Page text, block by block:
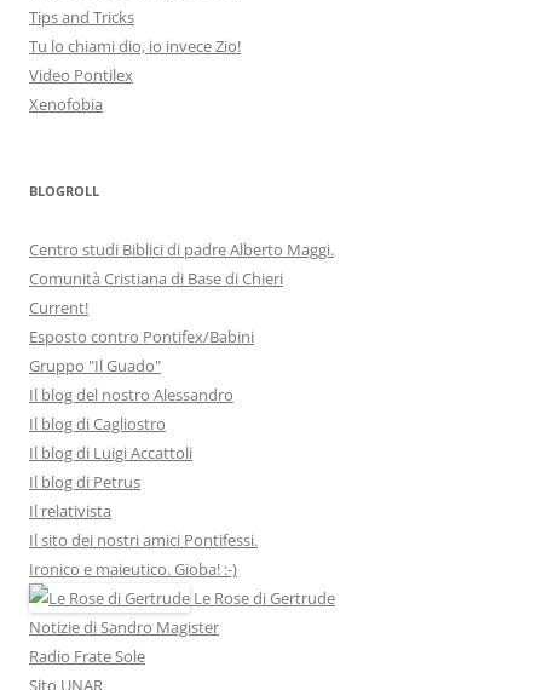
Tips and Tricks
Tu lo chiami dio, io invece Zio!
Video Pontilex
Xenofobia
BLOGROLL
Centro studi Biblici di padre Alberto Maggi.
Comunità Cristiana di Base di Chieri
Current!
Esposto contro Pontifex/Babini
Gruppo "Il Guado"
Il blog del nostro Alessandro
Il blog di Cagliostro
Il blog di Luigi Accattoli
Il blog di Petrus
Il relativista
Il sito dei nostri amici Pontifessi.
Ironico e maieutico. Gioba! :-)
Le Rose di Gertrude
Notizie di Sandro Magister
Radio Frate Sole
Sito UNAR